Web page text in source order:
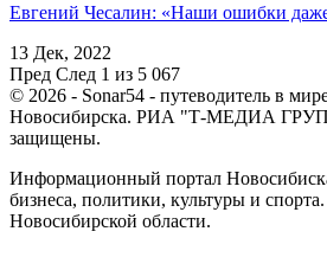
Евгений Чесалин: «Наши ошибки
13 Дек, 2022
Пред След 1 из 5 067
© 2026 - Sonar54 - путеводитель в
Новосибирска. РИА "Т-МЕДИА
защищены.
Информационный портал
бизнеса, политики, культуры и
Новосибирской области.